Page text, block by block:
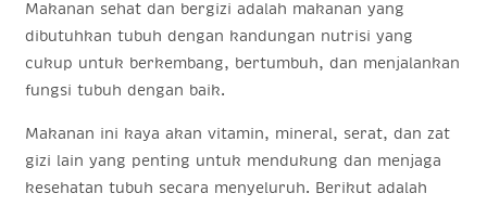
Makanan sehat dan bergizi adalah makanan yang
dibutuhkan tubuh dengan kandungan nutrisi yang
cukup untuk berkembang, bertumbuh, dan menjalankan
fungsi tubuh dengan baik.
Makanan ini kaya akan vitamin, mineral, serat, dan zat
gizi lain yang penting untuk mendukung dan menjaga
kesehatan tubuh secara menyeluruh. Berikut adalah